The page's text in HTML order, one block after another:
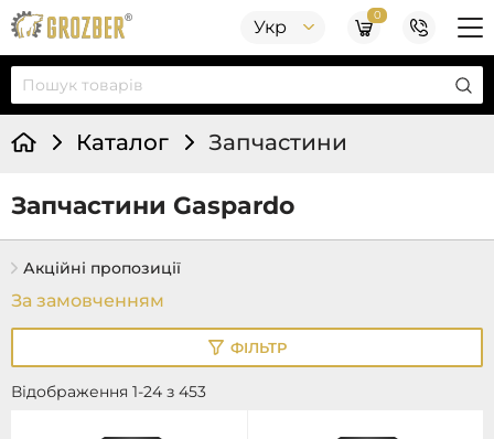
Укр
0
Каталог Запчастини
Запчастини Gaspardo
Акційні пропозиції
Відображення 1-24 з 453
ФІЛЬТР